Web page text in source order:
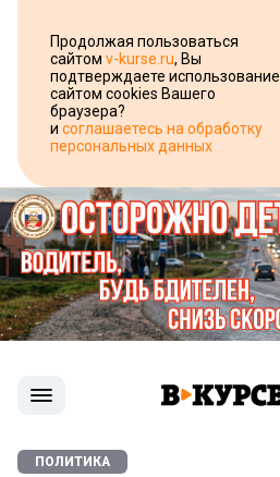
Продолжая пользоваться
сайтом v-kurse.ru, Вы
подтверждаете использование
сайтом cookies Вашего
браузера?
и соглашаетесь на обработку
персональных данных
ПОЛИТИКА